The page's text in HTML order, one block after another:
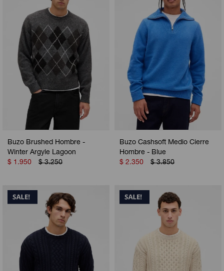
Buzo Brushed Hombre -
Winter Argyle Lagoon
$ 1.950 $ 3.250
Buzo Cashsoft Medio Cierre
Hombre - Blue
$ 2.350 $ 3.850
Camperas
Musculosas
Shorts
Vestidos y polleras
Pijamas
Calzas
Camperas
Chalecos
Shorts
Ropa interior
Polos
Camperas
Chalecos
Ropa interior
Pijamas
Camperas
Pijamas
Sets
Sets